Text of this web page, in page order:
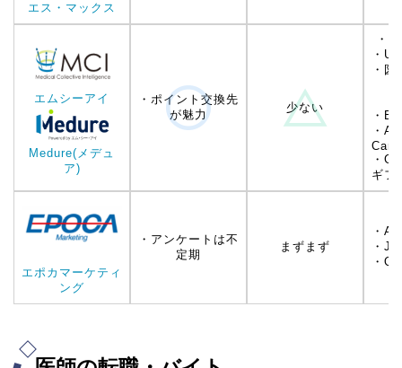
エス・マックス
エムシーアイ
Medure(メデュ
ア)
・ポイント交換先
が魅力
少ない
・
・
・
・
・
Card
・
ギフ
エポカマーケティ
ング
・アンケートは不
定期
まずまず
・
・
・